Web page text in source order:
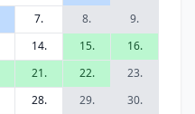
7. 8.
9.
14. 15.
16.
21. 22.
23.
28. 29.
30.